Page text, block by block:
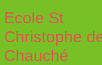
Ecole St
Christophe
Chauché